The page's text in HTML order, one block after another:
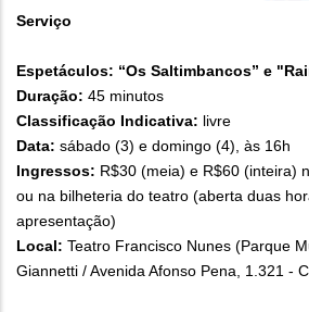
Serviço
Espetáculos: “Os Saltimbancos” e
Duração: 45 minutos
Classificação Indicativa: livre
Data: sábado (3) e domingo (4), às 16h
Ingressos: R$30 (meia) e R$60 (inteira)
ou na bilheteria do teatro (aberta duas
apresentação)
Local: Teatro Francisco Nunes (Parque
Giannetti / Avenida Afonso Pena, 1.321 -